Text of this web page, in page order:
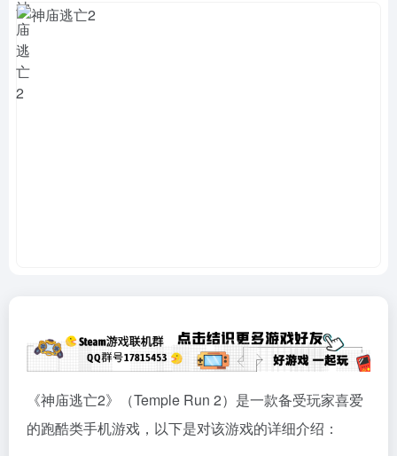
《神庙逃亡2》（Temple Run 2）是一款备受玩家喜爱
的跑酷类手机游戏，以下是对该游戏的详细介绍：